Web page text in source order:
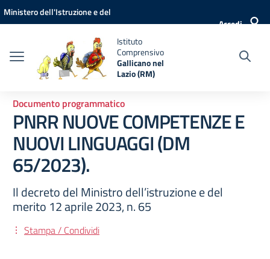
Vai ai contenuti
Vai al menu di navigazione
Vai al footer
Ministero dell'Istruzione e del
Accedi
Istituto
Comprensivo
Gallicano nel
Lazio (RM)
Documento programmatico
PNRR NUOVE COMPETENZE E
NUOVI LINGUAGGI (DM
65/2023).
Il decreto del Ministro dell’istruzione e del
merito 12 aprile 2023, n. 65
Stampa / Condividi